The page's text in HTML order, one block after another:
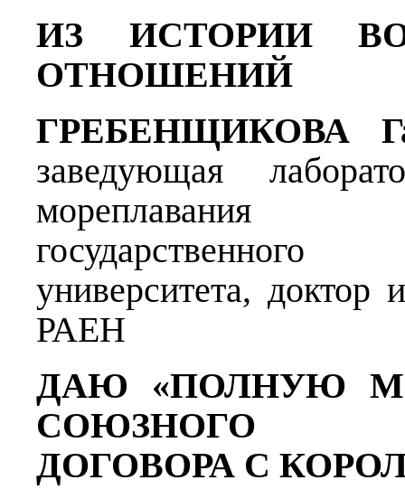
ИЗ ИСТОРИИ
ОТНОШЕНИЙ
ГРЕБЕНЩИКОВА
заведующая
мореплавания
государственного
университета, доктор
РАЕН
ДАЮ «ПОЛНУЮ
СОЮЗНОГО
ДОГОВОРА С